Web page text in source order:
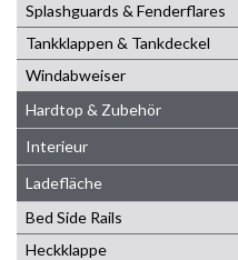
Splashguards & Fenderflares
Tankklappen & Tankdeckel
Windabweiser
Hardtop & Zubehör
Interieur
Ladefläche
Bed Side Rails
Heckklappe